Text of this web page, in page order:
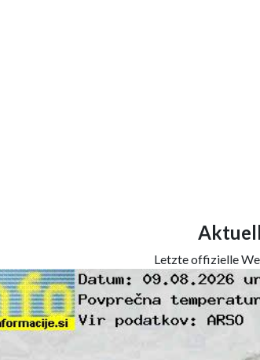
Letzte offizielle